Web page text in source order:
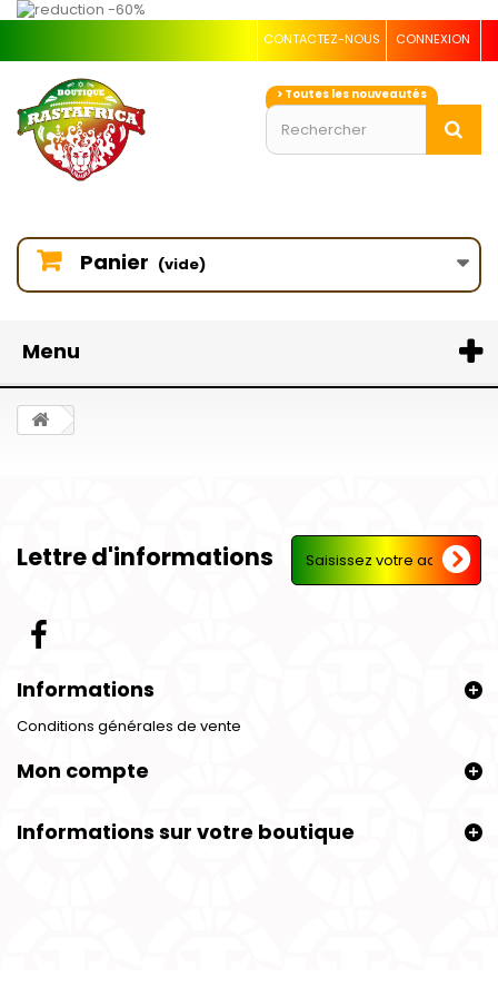
CONNEXION
CONTACTEZ-NOUS
> Toutes les nouveautés
Panier (vide)
Menu
Lettre d'informations
Informations
Conditions générales de vente
Mon compte
Informations sur votre boutique